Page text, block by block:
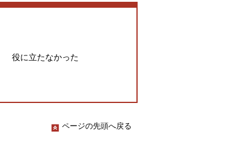
役に立たなかった
ページの先頭へ戻る